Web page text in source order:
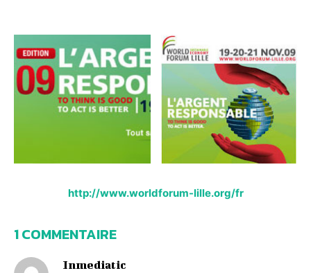
http://www.worldforum-lille.org/fr
1 COMMENTAIRE
Inmediatic